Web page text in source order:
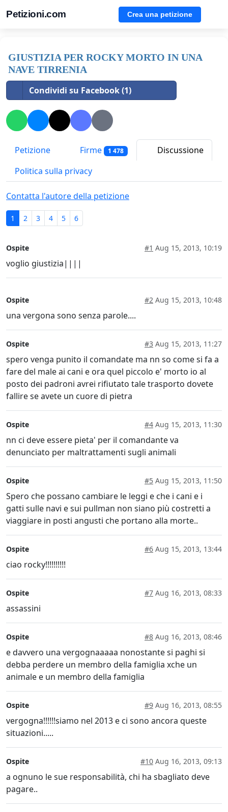
Petizioni.com Crea una petizione
GIUSTIZIA PER ROCKY MORTO IN UNA
NAVE TIRRENIA
Condividi su Facebook (1)
Petizione Firme 1 478
Discussione
Politica sulla privacy
Contatta l'autore della petizione
1 2 3 4 5 6
Ospite #1 Aug 15, 2013, 10:19
voglio giustizia||||
Ospite #2 Aug 15, 2013, 10:48
una vergona sono senza parole....
Ospite #3 Aug 15, 2013, 11:27
spero venga punito il comandate ma nn so come si fa a
fare del male ai cani e ora quel piccolo e' morto io al
posto dei padroni avrei rifiutato tale trasporto dovete
fallire se avete un cuore di pietra
Ospite #4 Aug 15, 2013, 11:30
nn ci deve essere pieta' per il comandante va
denunciato per maltrattamenti sugli animali
Ospite #5 Aug 15, 2013, 11:50
Spero che possano cambiare le leggi e che i cani e i
gatti sulle navi e sui pullman non siano più costretti a
viaggiare in posti angusti che portano alla morte..
Ospite #6 Aug 15, 2013, 13:44
ciao rocky!!!!!!!!!!
Ospite #7 Aug 16, 2013, 08:33
assassini
Ospite #8 Aug 16, 2013, 08:46
e davvero una vergognaaaaa nonostante si paghi si
debba perdere un membro della famiglia xche un
animale e un membro della famiglia
Ospite #9 Aug 16, 2013, 08:55
vergogna!!!!!!siamo nel 2013 e ci sono ancora queste
situazioni.....
Ospite #10 Aug 16, 2013, 09:13
a ognuno le sue responsabilità, chi ha sbagliato deve
pagare..